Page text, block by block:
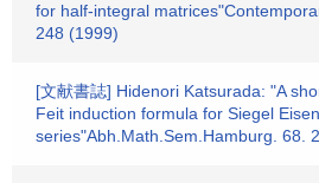
for half-integral
248 (1999)
[文献書誌] Hidenori Katsurada: "A
Feit induction formula for Siegel
series"Abh.Math.Sem.Hamburg. 68.